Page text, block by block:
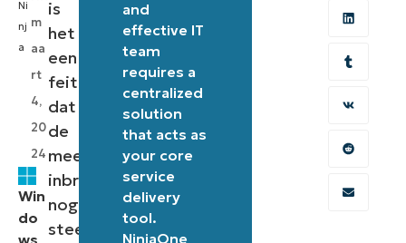
Win
do
Ni
nj
a
m
aa
rt
4,
20
24
is
het
een
feit
dat
de
meeste
inbraken
nog
steeds
and
effective IT
team
requires a
centralized
solution
that acts as
your core
service
delivery
tool.
NinjaOne